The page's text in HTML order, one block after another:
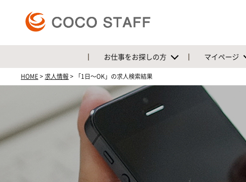
お仕事をお探しの方 マイページ
HOME > 求人情報 > 「1日〜OK」の求人検索結果